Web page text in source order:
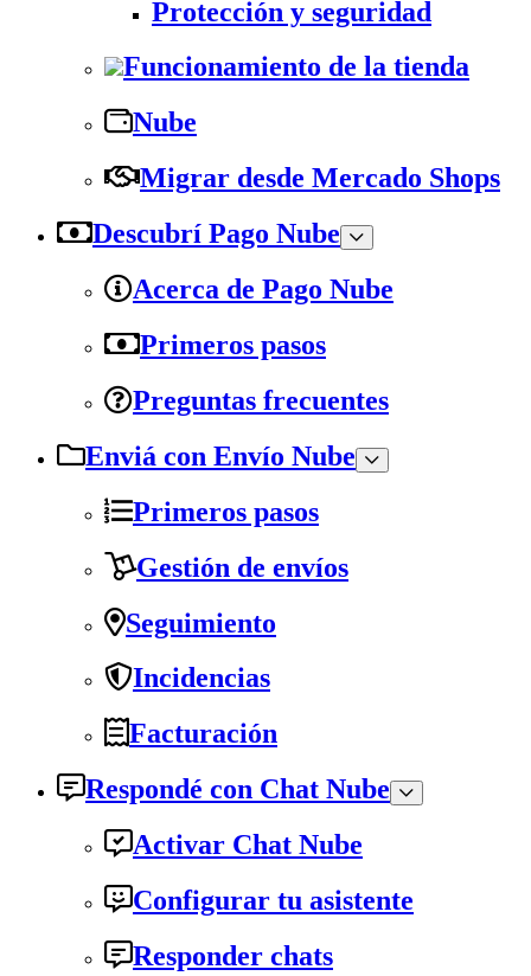
Protección y seguridad
Funcionamiento de la tienda
Nube
Migrar desde Mercado Shops
Descubrí Pago Nube
Acerca de Pago Nube
Primeros pasos
Preguntas frecuentes
Enviá con Envío Nube
Primeros pasos
Gestión de envíos
Seguimiento
Incidencias
Facturación
Respondé con Chat Nube
Activar Chat Nube
Configurar tu asistente
Responder chats